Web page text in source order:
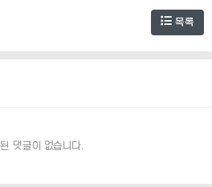
목록
댓글이 없습니다.